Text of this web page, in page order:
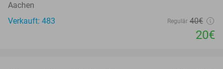
Aachen
Verkauft: 483
Regulär 40€
20€